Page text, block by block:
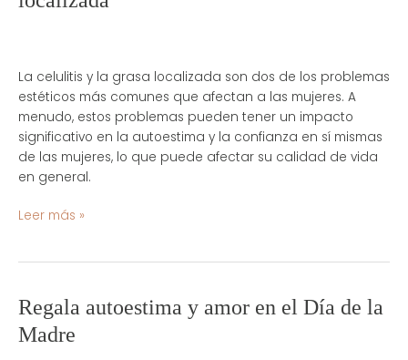
La celulitis y la grasa localizada son dos de los problemas
estéticos más comunes que afectan a las mujeres. A
menudo, estos problemas pueden tener un impacto
significativo en la autoestima y la confianza en sí mismas
de las mujeres, lo que puede afectar su calidad de vida
en general.
la
celulitis
y
la
grasa
localizada
Leer más »
Regala autoestima y amor en el Día de la
Madre
Regala
autoestima
y